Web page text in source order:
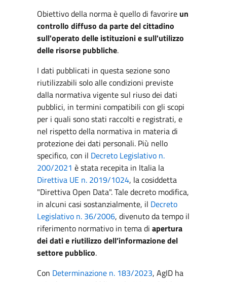
Obiettivo della norma è quello di favorire un
controllo diffuso da parte del cittadino
sull'operato delle istituzioni e sull'utilizzo
delle risorse pubbliche.
I dati pubblicati in questa sezione sono
riutilizzabili solo alle condizioni previste
dalla normativa vigente sul riuso dei dati
pubblici, in termini compatibili con gli scopi
per i quali sono stati raccolti e registrati, e
nel rispetto della normativa in materia di
protezione dei dati personali. Più nello
specifico, con il Decreto Legislativo n.
200/2021 è stata recepita in Italia la
Direttiva UE n. 2019/1024, la cosiddetta
"Direttiva Open Data". Tale decreto modifica,
in alcuni casi sostanzialmente, il Decreto
Legislativo n. 36/2006, divenuto da tempo il
riferimento normativo in tema diapertura
dei dati e riutilizzo dell’informazione del
settore pubblico.
Con Determinazione n. 183/2023, AgID ha